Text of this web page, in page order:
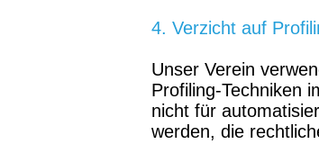
4. Verzicht auf
Unser Verein
Profiling-Techniken
nicht für
werden, die